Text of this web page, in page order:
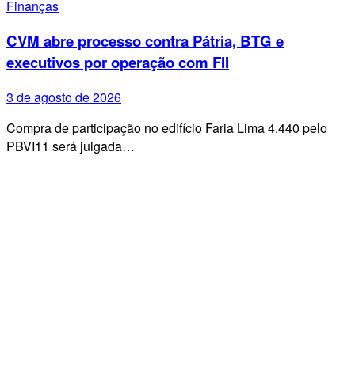
Finanças
CVM abre processo contra Pátria, BTG e
executivos por operação com FII
3 de agosto de 2026
Compra de participação no edifício Faria Lima 4.440 pelo
PBVI11 será julgada…